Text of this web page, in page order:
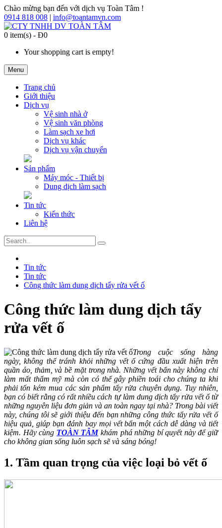
Chào mừng bạn đến với dịch vụ Toàn Tâm !
0914 818 008 | info@toantamvn.com
0 item(s) - Đ0
Your shopping cart is empty!
Menu
Trang chủ
Giới thiệu
Dịch vụ
Vệ sinh nhà ở
Vệ sinh văn phòng
Làm sạch xe hơi
Dịch vụ khác
Dịch vụ vận chuyển
Sản phẩm
Máy móc - Thiết bị
Dung dịch làm sạch
Tin tức
Kiến thức
Liên hệ
Tin tức
Tin tức
Công thức làm dung dịch tẩy rửa vết ố
Công thức làm dung dịch tẩy
rửa vết ố
Trong cuộc sống hàng
ngày, không thể tránh khỏi những vết ố cứng đầu xuất hiện trên
quần áo, thảm, và bề mặt trong nhà. Những vết bẩn này không chỉ
làm mất thẩm mỹ mà còn có thể gây phiền toái cho chúng ta khi
phải tốn kém mua các sản phẩm tẩy rửa chuyên dụng. Tuy nhiên,
bạn có biết rằng có rất nhiều cách tự làm dung dịch tẩy rửa vết ố từ
những nguyên liệu đơn giản và an toàn ngay tại nhà? Trong bài viết
này, chúng tôi sẽ giới thiệu đến bạn những công thức tẩy rửa vết ố
hiệu quả, giúp bạn đánh bay mọi vết bẩn một cách dễ dàng và tiết
kiệm. Hãy cùng TOÀN TÂMkhám phá những bí quyết này để giữ
cho không gian sống luôn sạch sẽ và sáng bóng!
1. Tầm quan trọng của việc loại bỏ vết ố